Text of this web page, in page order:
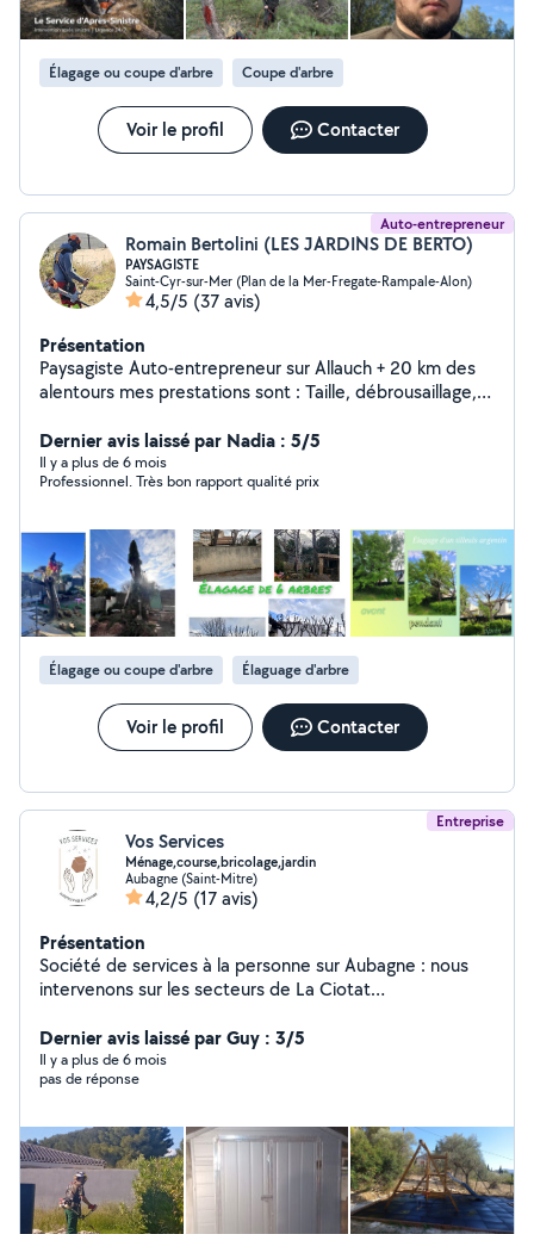
Élagage ou coupe d'arbre Coupe d'arbre
Voir le profil Contacter
Auto-entrepreneur
Romain Bertolini (LES JARDINS DE BERTO)
PAYSAGISTE
Saint-Cyr-sur-Mer (Plan de la Mer-Fregate-Rampale-Alon)
4,5/5 (37 avis)
Présentation
Paysagiste Auto-entrepreneur sur Allauch + 20 km des
alentours mes prestations sont : Taille, débrousaillage,
déssouchage , abattage,arrosage automatique,
élagage, évacuation des déchets verts . Devis gratuit et
personnalisé. Les chèques césu sont acceptés et Cesu
fiscales en crédit d'impôt avec facture à l'appuie.
Dernier avis laissé par Nadia : 5/5
Il y a plus de 6 mois
Professionnel. Très bon rapport qualité prix
Élagage ou coupe d'arbre Élaguage d'arbre
Voir le profil Contacter
Entreprise
Vos Services
Ménage,course,bricolage,jardin
Aubagne (Saint-Mitre)
4,2/5 (17 avis)
Présentation
Société de services à la personne sur Aubagne : nous
intervenons sur les secteurs de La Ciotat
Dernier avis laissé par Guy : 3/5
Il y a plus de 6 mois
pas de réponse